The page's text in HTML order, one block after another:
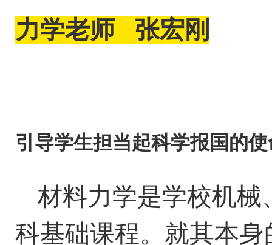
力学老师 张宏刚
引导学生担当起科学报国的使
材料力学是学校机
科基础课程。就其本